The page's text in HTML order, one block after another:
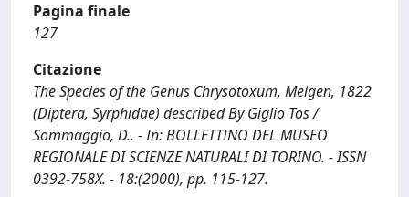
Pagina finale
127
Citazione
The Species of the Genus Chrysotoxum, Meigen, 1822
(Diptera, Syrphidae) described By Giglio Tos /
Sommaggio, D.. - In: BOLLETTINO DEL MUSEO
REGIONALE DI SCIENZE NATURALI DI TORINO. - ISSN
0392-758X. - 18:(2000), pp. 115-127.